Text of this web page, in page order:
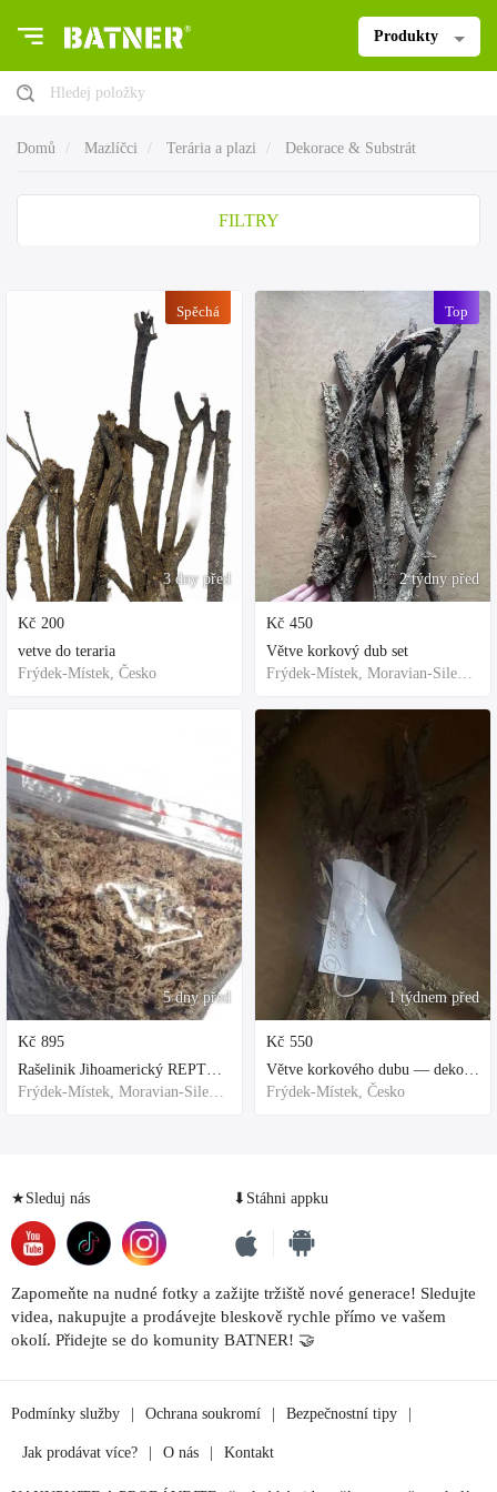
Produkty
Hledej položky
Domů Mazlíčci Terária a plazi Dekorace & Substrát
FILTRY
3 dny před
Spěchá
Kč 200
vetve do teraria
Frýdek-Místek, Česko
5 dny před
Kč 895
Rašelinik Jihoamerický REPTER - 5 balení - 500g -
Frýdek-Místek, Moravian-Silesian Region,Others
2 týdny před
Top
Kč 450
Větve korkový dub set
Frýdek-Místek, Moravian-Silesian Region,Others
1 týdnem před
Kč 550
Větve korkového dubu — dekorace do terária
Frýdek-Místek, Česko
★Sleduj nás ⬇Stáhni appku
Zapomeňte na nudné fotky a zažijte tržiště nové generace! Sledujte
videa, nakupujte a prodávejte bleskově rychle přímo ve vašem
okolí. Přidejte se do komunity BATNER! 🤝
Podmínky služby Ochrana soukromí Bezpečnostní tipy
Jak prodávat více? O nás Kontakt